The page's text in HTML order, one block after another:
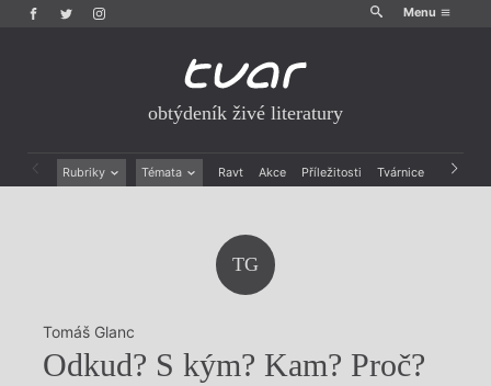
Menu
obtýdeník živé literatury
Rubriky Témata Ravt Akce Příležitosti Tvárnice Archiv
TG
Tomáš Glanc
Odkud? S kým? Kam? Proč?